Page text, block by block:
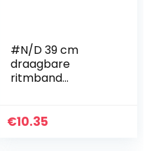
#N/D 39 cm
draagbare
ritmband
Baton
€10.35